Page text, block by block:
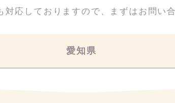
応しておりますので、
まずはお問い
愛知県